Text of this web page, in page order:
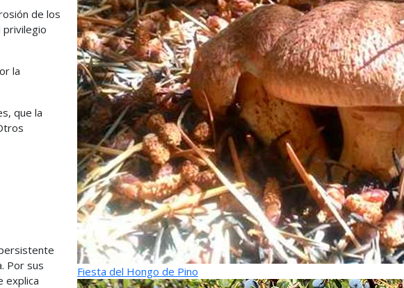
de los
privilegio
la
que la
Por sus
explica
Fiesta del Hongo de Pino